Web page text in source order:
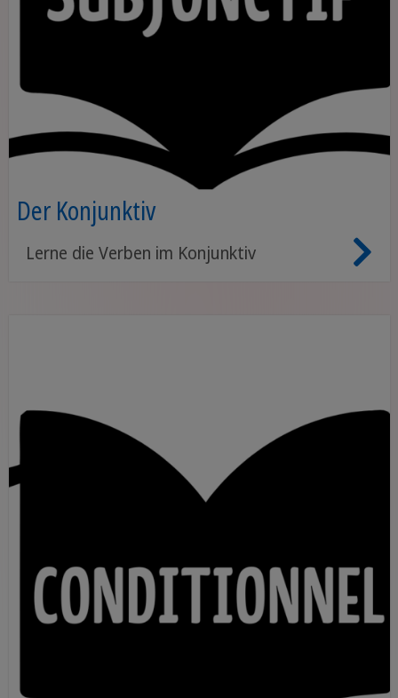
Der Konjunktiv
Lerne die Verben im Konjunktiv